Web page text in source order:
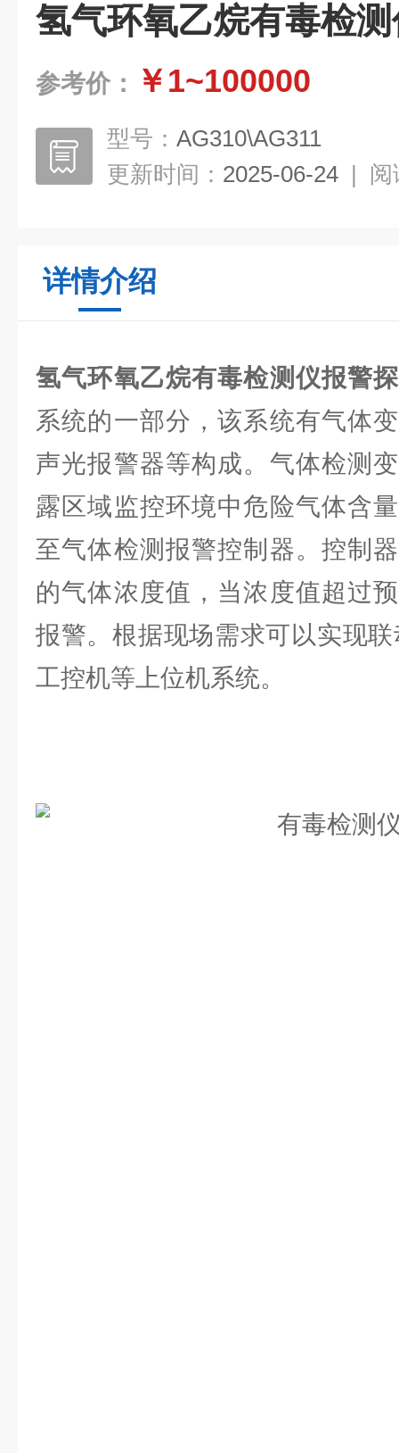
氢气环氧乙烷有毒检
参考价： ￥1~100000
型号： AG310\AG311
更新时间： 2025-06-24 | 阅
详情介绍
氢气环氧乙烷有毒检测仪报警
系统的一部分，该系统有气体
声光报警器等构成。气体检测
露区域监控环境中危险气体含
至气体检测报警控制器。控制
的气体浓度值，当浓度值超过
报警。根据现场需求可以实现
工控机等上位机系统。